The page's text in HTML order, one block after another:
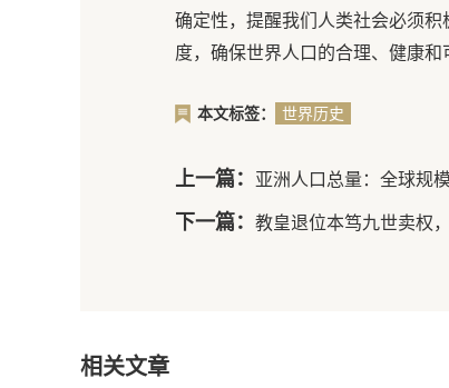
确定性，提醒我们人类社会必须
度，确保世界人口的合理、健康和
本文标签： 世界历史
上一篇： 亚洲人口总量：全球规
下一篇： 教皇退位本笃九世卖权
相关文章